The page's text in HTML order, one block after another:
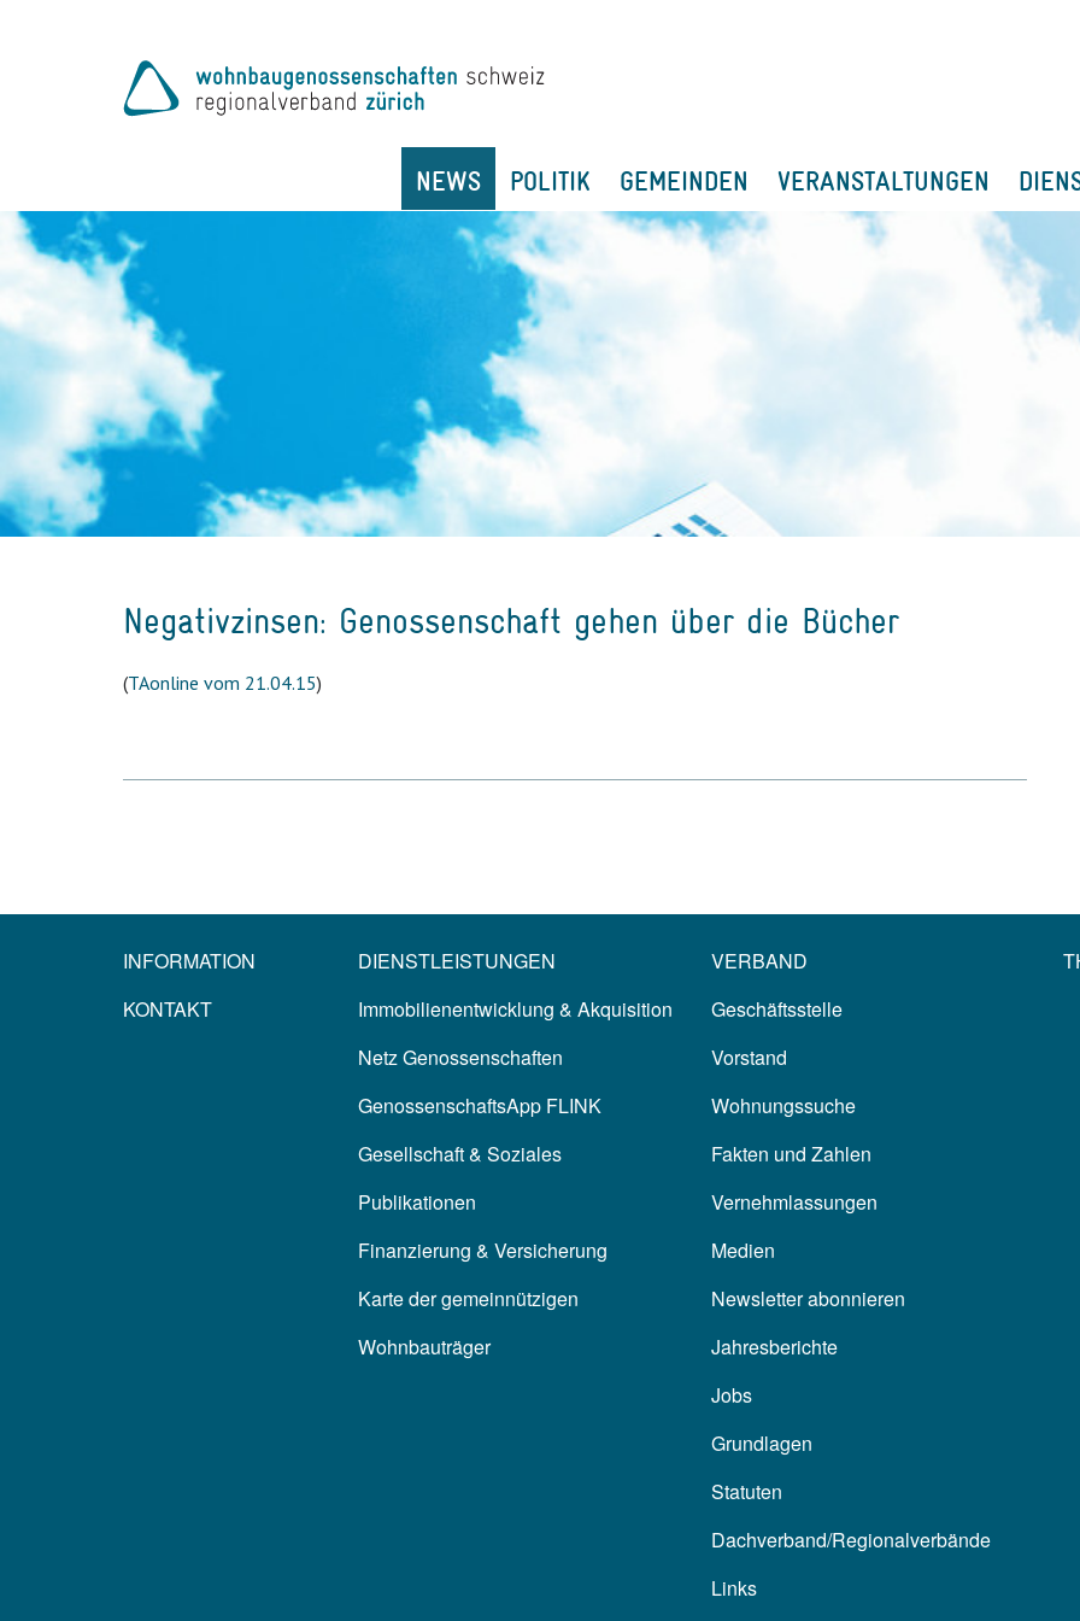
NEWS POLITIK GEMEINDEN VERANSTALTUNGEN
Negativzinsen: Genossenschaft gehen über die Bücher
(TAonline vom 21.04.15)
INFORMATION
KONTAKT
DIENSTLEISTUNGEN
Immobilienentwicklung & Akquisition
Netz Genossenschaften
GenossenschaftsApp FLINK
Gesellschaft & Soziales
Publikationen
Finanzierung & Versicherung
Karte der gemeinnützigen
Wohnbauträger
VERBAND
Geschäftsstelle
Vorstand
Wohnungssuche
Fakten und Zahlen
Vernehmlassungen
Medien
Newsletter abonnieren
Jahresberichte
Jobs
Grundlagen
Statuten
Dachverband/Regionalverbände
Links